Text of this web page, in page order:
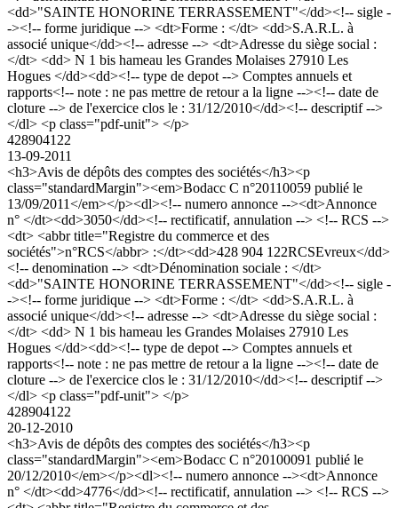
<dd>"SAINTE HONORINE TERRASSEMENT"</dd><!-- sigle -
-><!-- forme juridique --> <dt>Forme : </dt> <dd>S.A.R.L. à
associé unique</dd><!-- adresse --> <dt>Adresse du siège social :
</dt> <dd> N 1 bis hameau les Grandes Molaises 27910 Les
Hogues </dd><dd><!-- type de depot --> Comptes annuels et
rapports<!-- note : ne pas mettre de retour a la ligne --><!-- date de
cloture --> de l'exercice clos le : 31/12/2010</dd><!-- descriptif -->
</dl> <p class="pdf-unit"> </p>
428904122
13-09-2011
<h3>Avis de dépôts des comptes des sociétés</h3><p
class="standardMargin"><em>Bodacc C n°20110059 publié le
13/09/2011</em></p><dl><!-- numero annonce --><dt>Annonce
n° </dt><dd>3050</dd><!-- rectificatif, annulation --> <!-- RCS -->
<dt> <abbr title="Registre du commerce et des
sociétés">n°RCS</abbr> :</dt><dd>428 904 122RCSEvreux</dd>
<!-- denomination --> <dt>Dénomination sociale : </dt>
<dd>"SAINTE HONORINE TERRASSEMENT"</dd><!-- sigle -
-><!-- forme juridique --> <dt>Forme : </dt> <dd>S.A.R.L. à
associé unique</dd><!-- adresse --> <dt>Adresse du siège social :
</dt> <dd> N 1 bis hameau les Grandes Molaises 27910 Les
Hogues </dd><dd><!-- type de depot --> Comptes annuels et
rapports<!-- note : ne pas mettre de retour a la ligne --><!-- date de
cloture --> de l'exercice clos le : 31/12/2010</dd><!-- descriptif -->
</dl> <p class="pdf-unit"> </p>
428904122
20-12-2010
<h3>Avis de dépôts des comptes des sociétés</h3><p
class="standardMargin"><em>Bodacc C n°20100091 publié le
20/12/2010</em></p><dl><!-- numero annonce --><dt>Annonce
n° </dt><dd>4776</dd><!-- rectificatif, annulation --> <!-- RCS -->